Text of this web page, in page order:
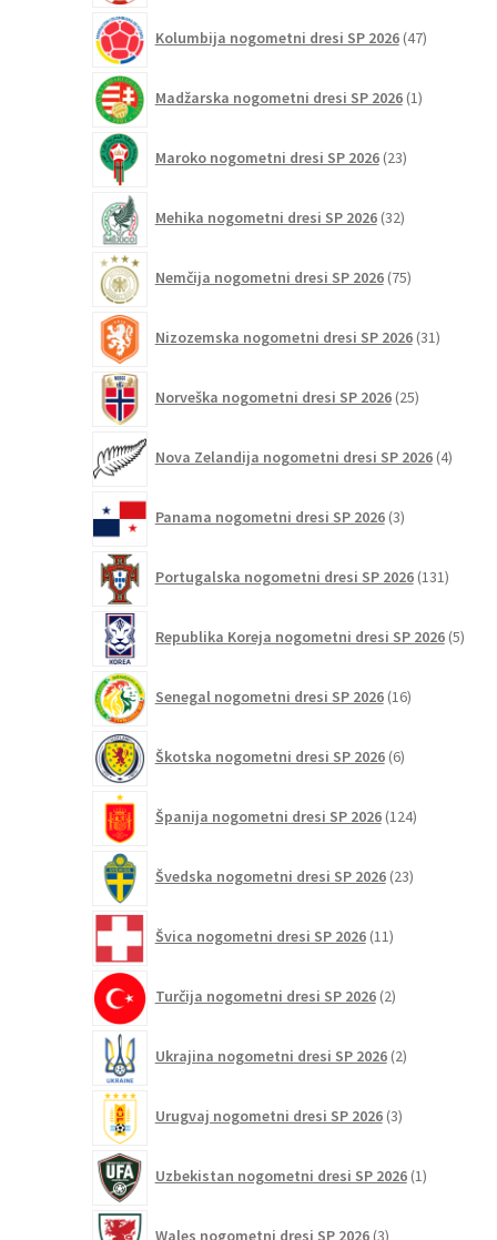
Kolumbija nogometni dresi SP 2026 47izdelkov
Madžarska nogometni dresi SP 2026 1izdelek
Maroko nogometni dresi SP 2026 23izdelkov
Mehika nogometni dresi SP 2026 32izdelkov
Nemčija nogometni dresi SP 2026 75izdelkov
Nizozemska nogometni dresi SP 2026 31izdelkov
Norveška nogometni dresi SP 2026 25izdelkov
Nova Zelandija nogometni dresi SP 2026 4izdelki
Panama nogometni dresi SP 2026 3izdelki
Portugalska nogometni dresi SP 2026 131
Republika Koreja nogometni dresi SP 2026 5
Senegal nogometni dresi SP 2026 16izdelkov
Škotska nogometni dresi SP 2026 6izdelkov
Španija nogometni dresi SP 2026 124izdelkov
Švedska nogometni dresi SP 2026 23izdelkov
Švica nogometni dresi SP 2026 11izdelkov
Turčija nogometni dresi SP 2026 2izdelka
Ukrajina nogometni dresi SP 2026 2izdelka
Urugvaj nogometni dresi SP 2026 3izdelki
Uzbekistan nogometni dresi SP 2026 1izdelek